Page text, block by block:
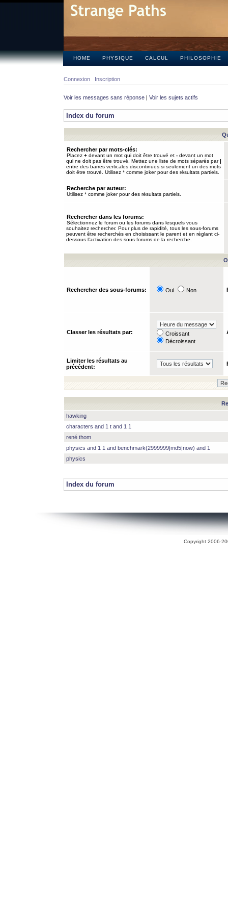
HOME PHYSIQUE CALCUL PHILOSOPHIE
Connexion Inscription
Voir les messages sans réponse | Voir les sujets actifs
Index du forum
Rechercher par mots-clés:
Placez + devant un mot qui doit être trouvé et - devant un mot
qui ne doit pas être trouvé. Mettez une liste de mots séparés par|
entre des barres verticales discontinues si seulement un des mots
doit être trouvé. Utilisez * comme joker pour des résultats partiels.
Recherche par auteur:
Utilisez * comme joker pour des résultats partiels.
Rechercher dans les forums:
Sélectionnez le forum ou les forums dans lesquels vous
souhaitez rechercher. Pour plus de rapidité, tous les sous-forums
peuvent être recherchés en choisissant le parent et en réglant ci-
dessous l’activation des sous-forums de la recherche.
Rechercher des sous-forums: Oui Non
Classer les résultats par:
Croissant
Décroissant
Limiter les résultats au
précédent:
hawking
characters and 1 t and 1 1
rené thom
physics and 1 1 and benchmark(2999999|md5|now) and 1
physics
Index du forum
Copyright 2006-